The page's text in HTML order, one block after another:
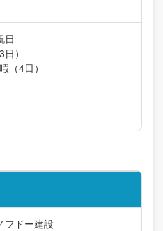
日
）
（4日）
フドー建設